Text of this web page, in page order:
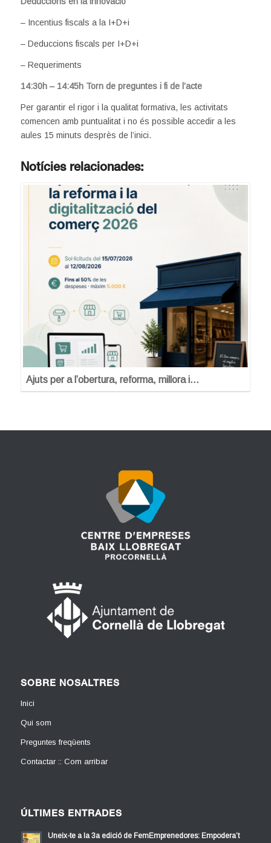
– Incentius fiscals a la I+D+i
– Deduccions fiscals per I+D+i
– Requeriments
14:30h – 14:45h Torn de preguntes i fi de l’acte
Per garantir el rigor i la qualitat formativa, les activitats
comencen amb puntualitat i no és possible accedir a les
aules 15 minuts desprès de l’inici.
Notícies relacionades:
Ajuts per a l’obertura, reforma, millora i…
SOBRE NOSALTRES
Inici
Qui som
Preguntes freqüents
Contactar :: Com arribar
ÚLTIMES ENTRADES
Uneix-te a la 3a edició de FemEmprenedores: Empodera’t